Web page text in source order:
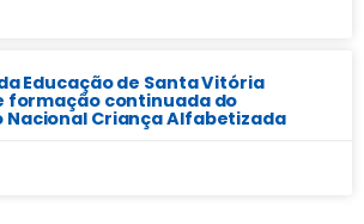
Educação de Santa Vitória
formação continuada do
Nacional Criança Alfabetizada